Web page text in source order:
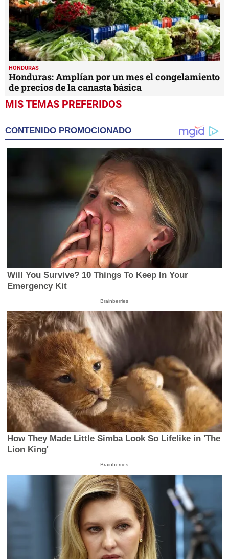
HONDURAS
Honduras: Amplían por un mes el congelamiento
de precios de la canasta básica
MIS TEMAS PREFERIDOS
CONTENIDO PROMOCIONADO
Will You Survive? 10 Things To Keep In Your
Emergency Kit
Brainberries
How They Made Little Simba Look So Lifelike in 'The
Lion King'
Brainberries